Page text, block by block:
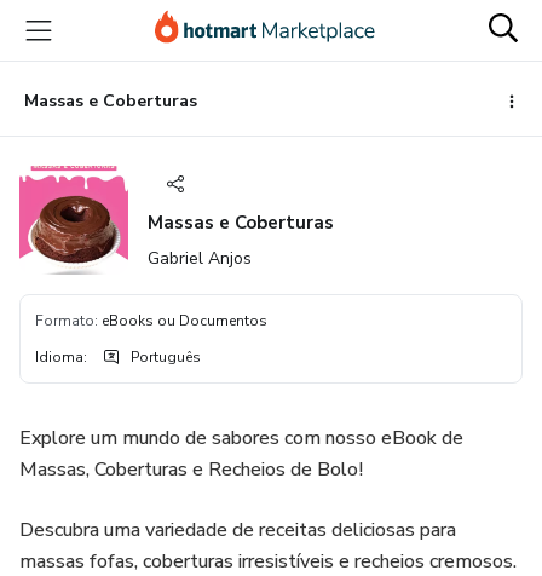
para
conteúdo
principal
para
pagamento
para
rodapéMassas e Coberturas
Massas e Coberturas
Gabriel Anjos
Formato: eBooks ou Documentos
Idioma: Português
Explore um mundo de sabores com nosso eBook de
Massas, Coberturas e Recheios de Bolo!
Descubra uma variedade de receitas deliciosas para
massas fofas, coberturas irresistíveis e recheios cremosos.